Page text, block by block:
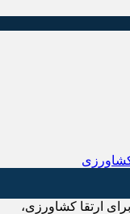
ارتقا کشاورزی،